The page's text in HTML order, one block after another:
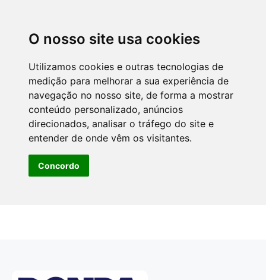
O nosso site usa cookies
Utilizamos cookies e outras tecnologias de
medição para melhorar a sua experiência de
navegação no nosso site, de forma a mostrar
conteúdo personalizado, anúncios
direcionados, analisar o tráfego do site e
entender de onde vêm os visitantes.
Concordo